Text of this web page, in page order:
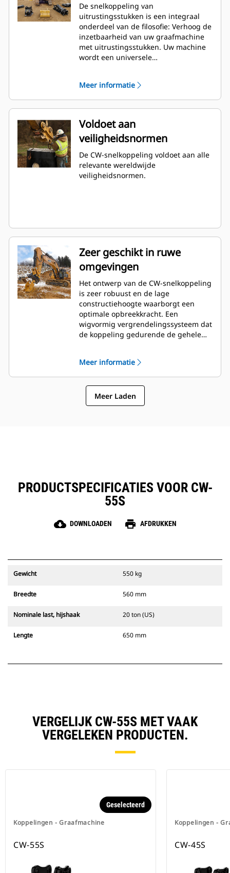
De snelkoppeling van
uitrustingsstukken is een integraal
onderdeel van de filosofie: Verhoog de
inzetbaarheid van uw graafmachine
met uitrustingsstukken. Uw machine
wordt een universele
geworden. Er zijn er de afgelopen 40
jaar meer dan 50.000 stuks van
verkocht. Deze snelkoppeling is
uitwisselbaar met verschillende
machineklassen en is ontworpen voor
gebruik met meer dan 700
verschillende machines van Cat en
andere merken.
Meer informatie
Voldoet aan
veiligheidsnormen
De CW-snelkoppeling voldoet aan alle
relevante wereldwijde
veiligheidsnormen.
Zeer geschikt in ruwe
omgevingen
Het ontwerp van de CW-snelkoppeling
is zeer robuust en de lage
constructiehoogte waarborgt een
optimale opbreekkracht. Een
wigvormig vergrendelingssysteem dat
de koppeling gedurende de gehele
houdt. De koppeling is daarom zeer
geschikt voor zware toepassingen
zoals rippen en laden,
sloopwerkzaamheden en in
steengroeven.
Meer informatie
Meer Laden
PRODUCTSPECIFICATIES VOOR CW-
55S
cloud_download DOWNLOADEN print AFDRUKKEN
Gewicht 550 kg
Breedte 560 mm
Nominale last, hijshaak 20 ton (US)
Lengte 650 mm
VERGELIJK CW-55S MET VAAK
VERGELEKEN PRODUCTEN.
Koppelingen - Graafmachine
Geselecteerd
CW-55S
Koppelingen -
CW-45S